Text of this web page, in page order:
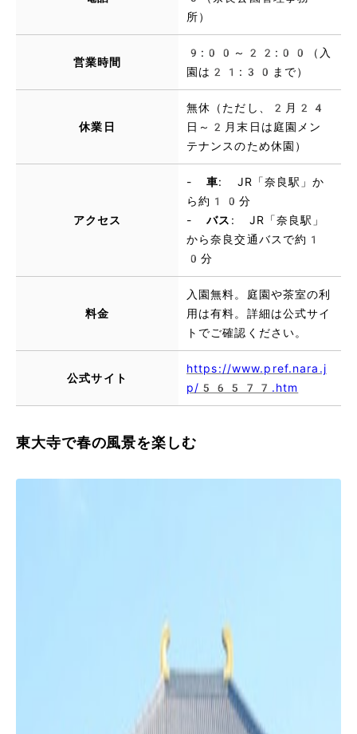
所）
営業時間
9:00～22:00（入
園は21:30まで）
休業日
無休（ただし、2月24
日～2月末日は庭園メン
テナンスのため休園）
アクセス
-車: JR「奈良駅」か
ら約10分
-バス : JR「奈良駅」
から奈良交通バスで約1
0分
料金
入園無料。庭園や茶室の利
用は有料。詳細は公式サイ
トでご確認ください。
公式サイト
https://www.pref.nara.j
p/56577.htm
東大寺で春の風景を楽しむ